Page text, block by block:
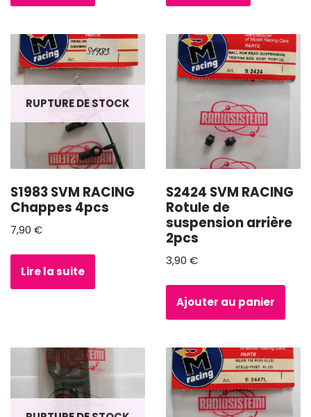
RUPTURE DE STOCK
S1983 SVM RACING
Chappes 4pcs
7,90 €
Lire la suite
S2424 SVM RACING
Rotule de
suspension arrière
2pcs
3,90 €
Ajouter au panier